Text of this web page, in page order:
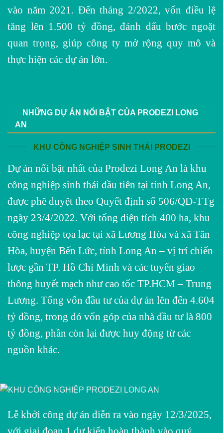
vào năm 2021. Đến tháng 2/2022, vốn điều lệ
tăng lên 1.500 tỷ đồng, đánh dấu bước ngoặt
quan trọng, giúp công ty mở rộng quy mô và
thực hiện các dự án lớn.
NHỮNG DỰ ÁN NỔI BẬT CỦA PRODEZI LONG
AN
KHU CÔNG NGHIỆP SINH THÁI PRODEZI
Dự án nổi bật nhất của Prodezi Long An là khu
công nghiệp sinh thái đầu tiên tại tỉnh Long An,
được phê duyệt theo Quyết định số 506/QĐ-TTg
ngày 23/4/2022. Với tổng diện tích 400 ha, khu
công nghiệp tọa lạc tại xã Lương Hòa và xã Tân
Hòa, huyện Bến Lức, tỉnh Long An – vị trí chiến
lược gần TP. Hồ Chí Minh và các tuyến giao
thông huyết mạch như cao tốc TP.HCM – Trung
Lương. Tổng vốn đầu tư của dự án lên đến 4.604
tỷ đồng, trong đó vốn góp của nhà đầu tư là 800
tỷ đồng, phần còn lại được huy động từ các
nguồn khác.
Lễ khởi công dự án diễn ra vào ngày 12/3/2025,
với giai đoạn 1 dự kiến hoàn thành vào quý